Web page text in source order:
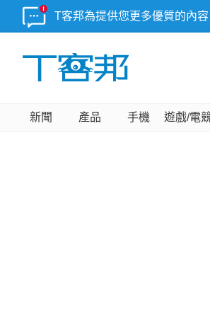
T客邦為提供您更多優質的內
新聞 產品 手機 遊戲/電